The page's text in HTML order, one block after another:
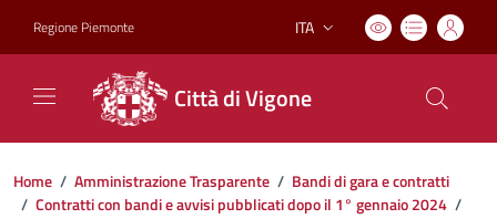
Regione Piemonte Lingua attiva:
ITA
Città di Vigone
Home / Amministrazione Trasparente / Bandi di gara e contratti
/ Contratti con bandi e avvisi pubblicati dopo il 1° gennaio 2024 /